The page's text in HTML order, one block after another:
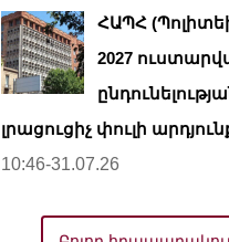
ՀԱՊՀ
2027
լրացուցիչ փուլի
10:46-31.07.26